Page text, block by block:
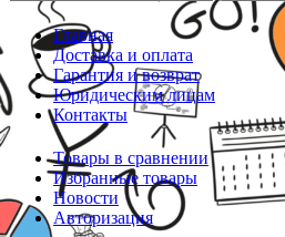
Главная
Доставка и оплата
Гарантия и возврат
Юридическим лицам
Контакты
Товары в сравнении
Избранные товары
Новости
Авторизация